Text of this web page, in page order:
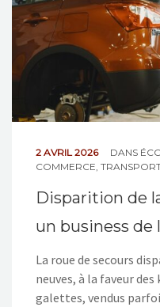
2 AVRIL 2026 DANS
COMMERCE
Disparition de
un business de
La roue de secours
neuves, à la faveur
galettes, vendus